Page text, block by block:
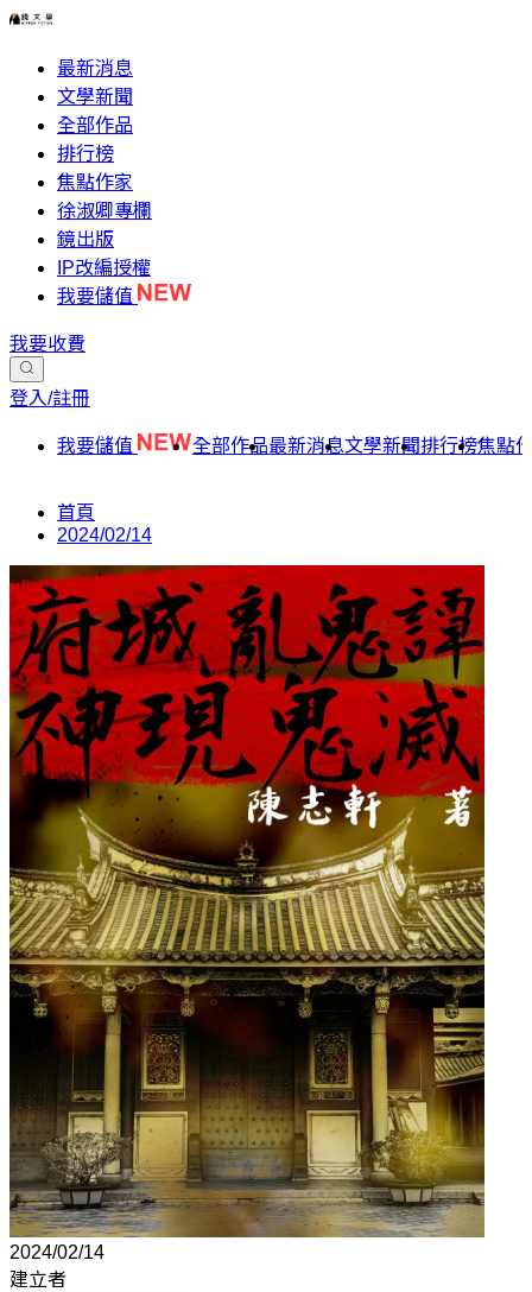
最新消息
文學新聞
全部作品
排行榜
焦點作家
徐淑卿專欄
鏡出版
IP改編授權
我要儲值
我要收費
登入/註冊
我要儲值 全部作品最新消息文學新聞排行榜焦點
首頁
2024/02/14
2024/02/14
建立者